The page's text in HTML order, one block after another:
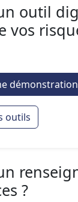
outil
vos
démonstration
outils
?